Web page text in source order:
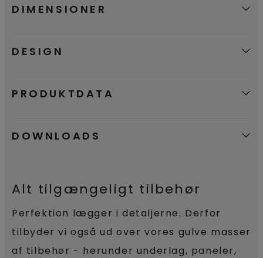
og du kan nemt tørre det af.
DIMENSIONER
DESIGN
PRODUKTDATA
DOWNLOADS
Alt tilgængeligt tilbehør
Perfektion lægger i detaljerne. Derfor
tilbyder vi også ud over vores gulve masser
af tilbehør - herunder underlag, paneler,